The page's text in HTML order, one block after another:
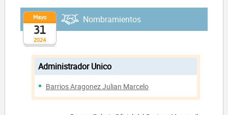
2024
Mayo
31
Nombramientos
Administrador Unico
Barrios Aragonez Julian Marcelo